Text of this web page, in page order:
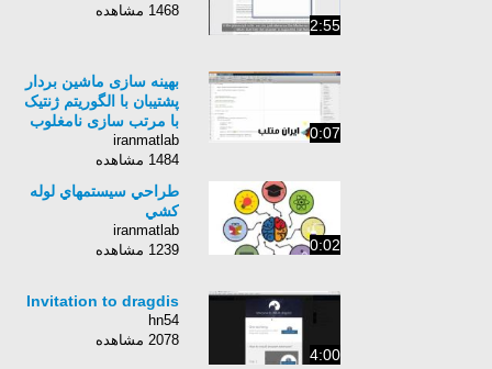
2:55
1468 مشاهده
0:07
بهینه سازی ماشین بردار
پشتیبان با الگوریتم ژنتیک
با مرتب سازی نامغلوب
iranmatlab
1484 مشاهده
0:02
طراحي سيستمهاي لوله
كشي
iranmatlab
1239 مشاهده
4:00
Invitation to dragdis
hn54
2078 مشاهده